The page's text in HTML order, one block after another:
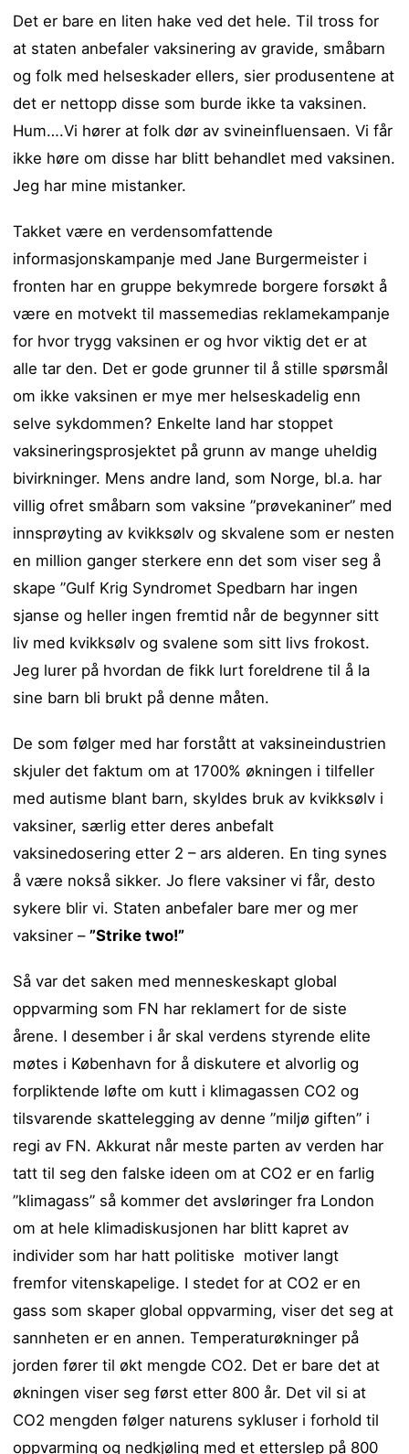
Det er bare en liten hake ved det hele. Til tross for
at staten anbefaler vaksinering av gravide, småbarn
og folk med helseskader ellers, sier produsentene at
det er nettopp disse som burde ikke ta vaksinen.
Hum….Vi hører at folk dør av svineinfluensaen. Vi får
ikke høre om disse har blitt behandlet med vaksinen.
Jeg har mine mistanker.
Takket være en verdensomfattende
informasjonskampanje med Jane Burgermeister i
fronten har en gruppe bekymrede borgere forsøkt å
være en motvekt til massemedias reklamekampanje
for hvor trygg vaksinen er og hvor viktig det er at
alle tar den. Det er gode grunner til å stille spørsmål
om ikke vaksinen er mye mer helseskadelig enn
selve sykdommen? Enkelte land har stoppet
vaksineringsprosjektet på grunn av mange uheldig
bivirkninger. Mens andre land, som Norge, bl.a. har
villig ofret småbarn som vaksine ”prøvekaniner” med
innsprøyting av kvikksølv og skvalene som er nesten
en million ganger sterkere enn det som viser seg å
skape ”Gulf Krig Syndromet Spedbarn har ingen
sjanse og heller ingen fremtid når de begynner sitt
liv med kvikksølv og svalene som sitt livs frokost.
Jeg lurer på hvordan de fikk lurt foreldrene til å la
sine barn bli brukt på denne måten.
De som følger med har forstått at vaksineindustrien
skjuler det faktum om at 1700% økningen i tilfeller
med autisme blant barn, skyldes bruk av kvikksølv i
vaksiner, særlig etter deres anbefalt
vaksinedosering etter 2 – ars alderen. En ting synes
å være nokså sikker. Jo flere vaksiner vi får, desto
sykere blir vi. Staten anbefaler bare mer og mer
vaksiner –”Strike two!”
Så var det saken med menneskeskapt global
oppvarming som FN har reklamert for de siste
årene. I desember i år skal verdens styrende elite
møtes i København for å diskutere et alvorlig og
forpliktende løfte om kutt i klimagassen CO2 og
tilsvarende skattelegging av denne ”miljø giften” i
regi av FN. Akkurat når meste parten av verden har
tatt til seg den falske ideen om at CO2 er en farlig
”klimagass” så kommer det avsløringer fra London
om at hele klimadiskusjonen har blitt kapret av
individer som har hatt politiske motiver langt
fremfor vitenskapelige. I stedet for at CO2 er en
gass som skaper global oppvarming, viser det seg at
sannheten er en annen. Temperaturøkninger på
jorden fører til økt mengde CO2. Det er bare det at
økningen viser seg først etter 800 år. Det vil si at
CO2 mengden følger naturens sykluser i forhold til
oppvarming og nedkjøling med et etterslep på 800